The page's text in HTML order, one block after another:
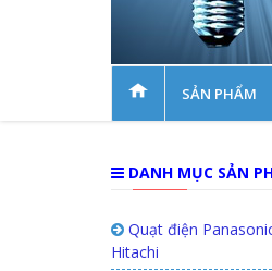
SẢN PHẨM
DANH MỤC SẢN
Quạt điện
Hitachi